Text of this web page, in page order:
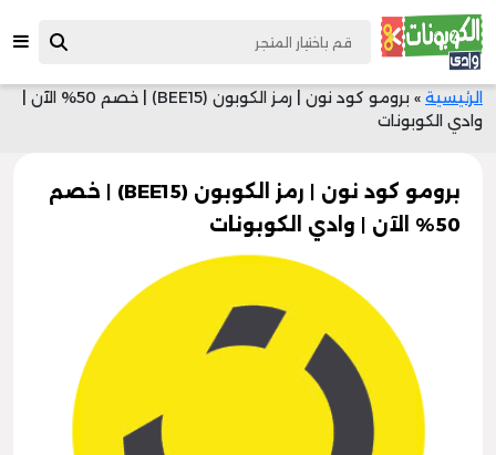
الرئيسية »
برومو كود نون | رمز الكوبون (BEE15) | خصم 50% الآن |
وادي الكوبونات
برومو كود نون | رمز الكوبون (BEE15) | خصم
50% الآن | وادي الكوبونات